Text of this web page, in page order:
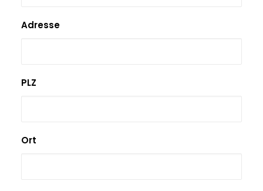
Adresse
PLZ
Ort